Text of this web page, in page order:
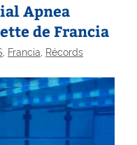
Apnea
de Francia
, Francia, Récords